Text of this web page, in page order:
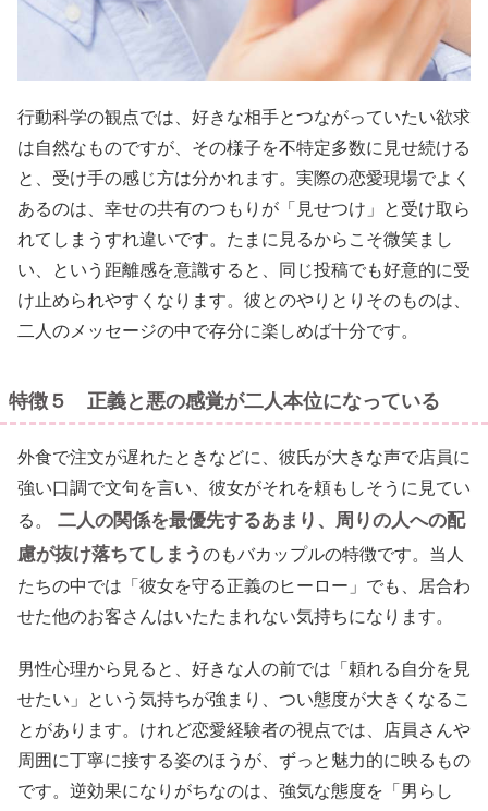
行動科学の観点では、好きな相手とつながっていたい欲求
は自然なものですが、その様子を不特定多数に見せ続ける
と、受け手の感じ方は分かれます。実際の恋愛現場でよく
あるのは、幸せの共有のつもりが「見せつけ」と受け取ら
れてしまうすれ違いです。たまに見るからこそ微笑まし
い、という距離感を意識すると、同じ投稿でも好意的に受
け止められやすくなります。彼とのやりとりそのものは、
二人のメッセージの中で存分に楽しめば十分です。
特徴５ 正義と悪の感覚が二人本位になっている
外食で注文が遅れたときなどに、彼氏が大きな声で店員に
強い口調で文句を言い、彼女がそれを頼もしそうに見てい
る。
二人の関係を最優先するあまり、周りの人への配
慮が抜け落ちてしまうのもバカップルの特徴です。当人
たちの中では「彼女を守る正義のヒーロー」でも、居合わ
せた他のお客さんはいたたまれない気持ちになります。
男性心理から見ると、好きな人の前では「頼れる自分を見
せたい」という気持ちが強まり、つい態度が大きくなるこ
とがあります。けれど恋愛経験者の視点では、店員さんや
周囲に丁寧に接する姿のほうが、ずっと魅力的に映るもの
です。逆効果になりがちなのは、強気な態度を「男らし